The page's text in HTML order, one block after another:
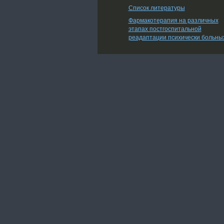
Список литературы
Фармакотерапия на различных
этапах постгоспитальной
реадаптации психически